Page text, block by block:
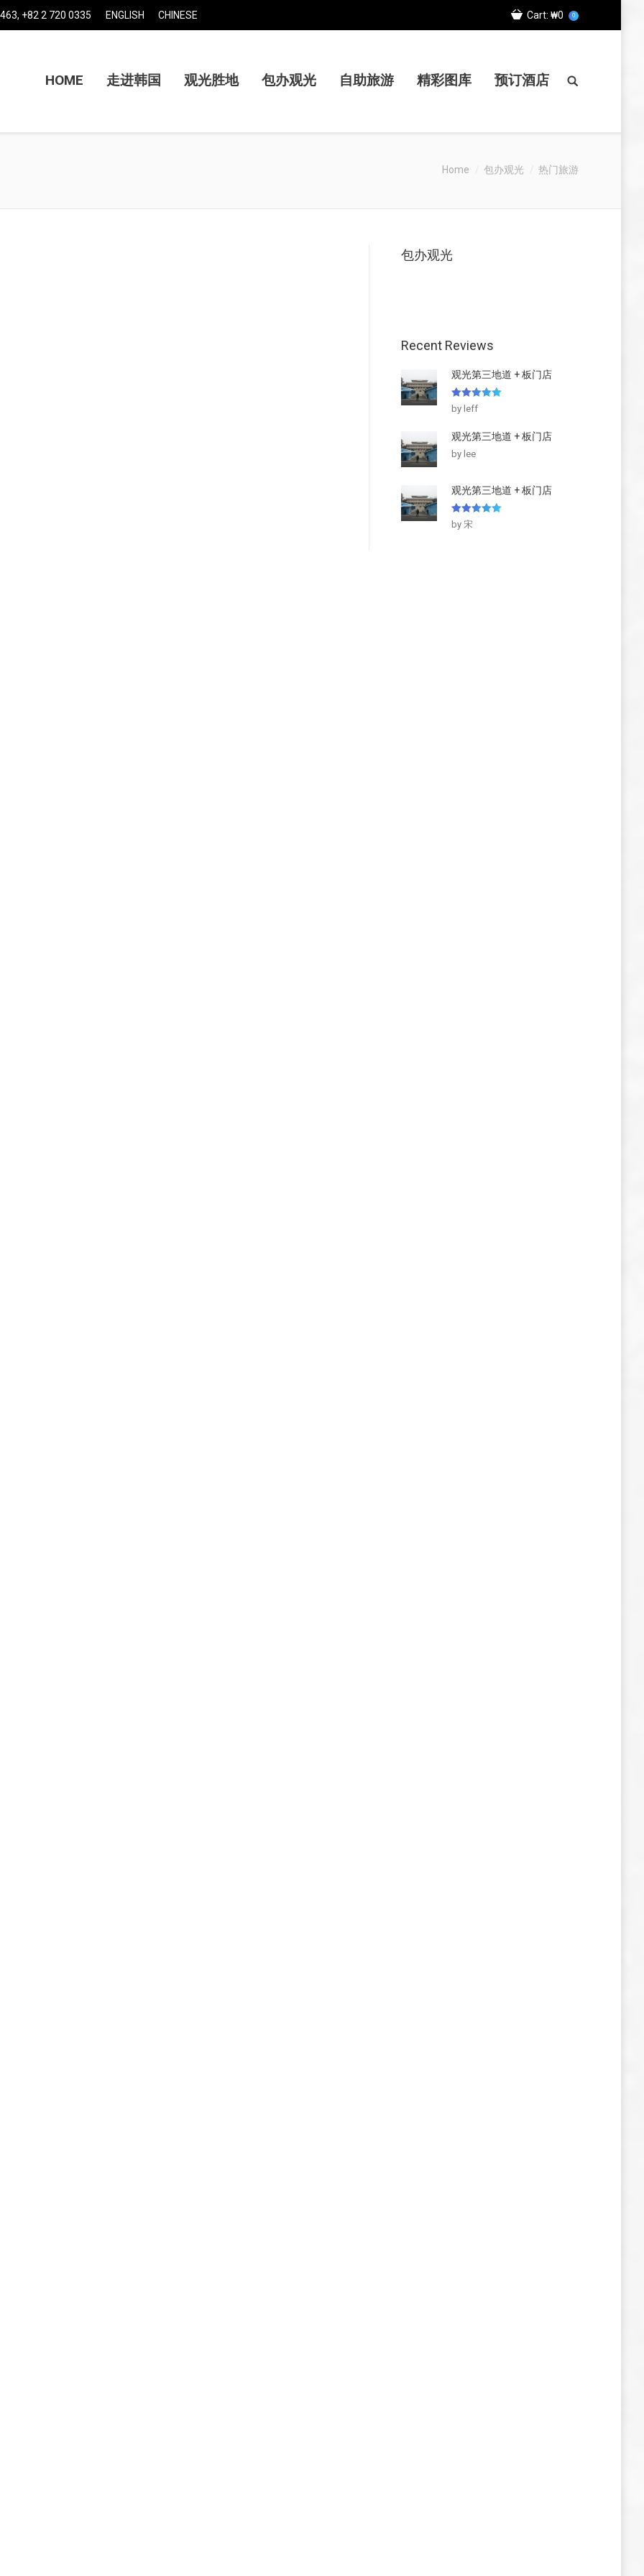
+82 2 720 0335 ENGLISH CHINESE Cart: ₩0 0
HOME 走进韩国 观光胜地 包办观光 自助旅游 精彩图库 预订酒店
Home 包办观光 热门旅游
包办观光
Recent Reviews
观光第三地道 + 板门店
5out of 5
by leff
观光第三地道 + 板门店
by lee
观光第三地道 + 板门店
5out of 5
by 宋